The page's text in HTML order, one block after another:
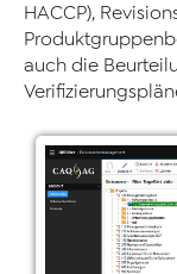
HACCP),
auch die